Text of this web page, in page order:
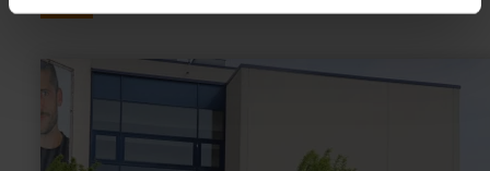
meer
informatie
Kreis
Düren